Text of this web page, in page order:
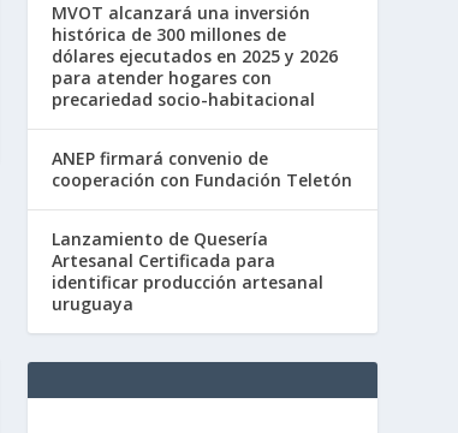
MVOT alcanzará una inversión
histórica de 300 millones de
dólares ejecutados en 2025 y 2026
para atender hogares con
precariedad socio-habitacional
ANEP firmará convenio de
cooperación con Fundación Teletón
Lanzamiento de Quesería
Artesanal Certificada para
identificar producción artesanal
uruguaya